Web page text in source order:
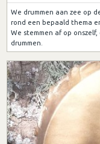
We drummen aan zee op
rond een bepaald thema
We stemmen af op
drummen.